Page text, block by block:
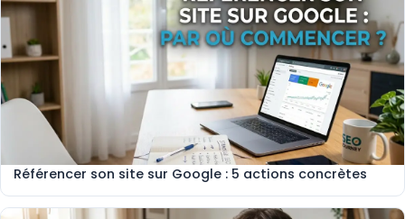
Référencer son site sur Google : 5 actions concrètes